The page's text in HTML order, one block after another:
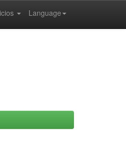
Language